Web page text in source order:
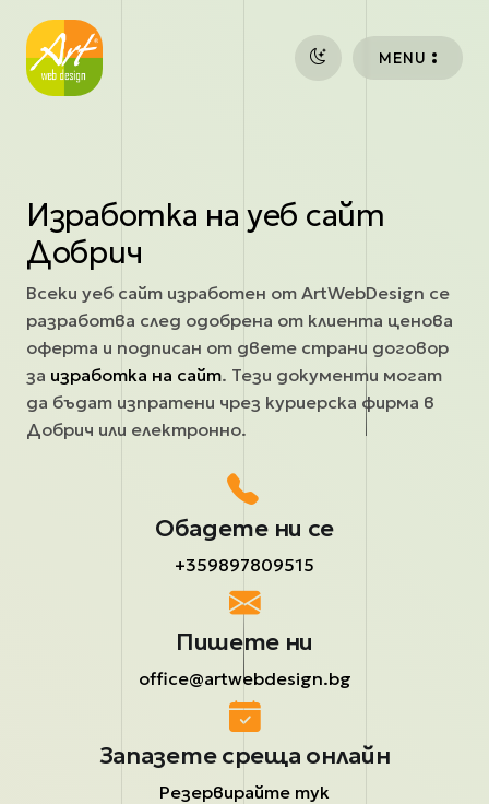
MENU
Изработка на уеб сайт
Добрич
Всеки уеб сайт изработен от ArtWebDesign се
разработва след одобрена от клиента ценова
оферта и подписан от двете страни договор
за изработка на сайт. Тези документи могат
да бъдат изпратени чрез куриерска фирма в
Добрич или електронно.
Обадете ни се
+359897809515
Пишете ни
office@artwebdesign.bg
Запазете среща онлайн
Резервирайте тук